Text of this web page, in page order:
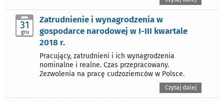
31
gru
Zatrudnienie i wynagrodzenia w
gospodarce narodowej w I-III kwartale
2018 r.
Pracujący, zatrudnieni i ich wynagrodzenia
nominalne i realne. Czas przepracowany.
Zezwolenia na pracę cudzoziemców w Polsce.
Czytaj dalej